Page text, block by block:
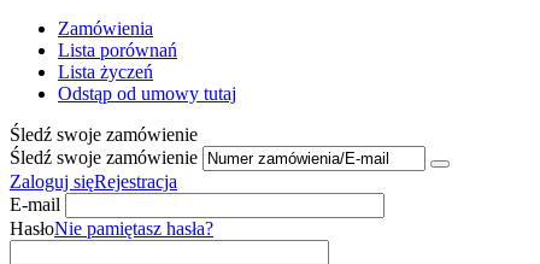
Zamówienia
Lista porównań
Lista życzeń
Odstąp od umowy tutaj
Śledź swoje zamówienie
Śledź swoje zamówienie
Zaloguj sięRejestracja
E-mail
HasłoNie pamiętasz hasła?